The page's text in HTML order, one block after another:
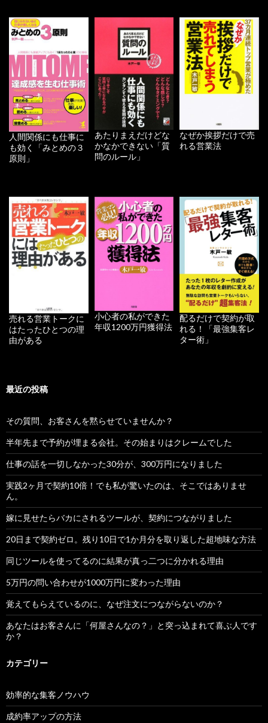
人間関係にも仕事に
も効く「みとめの３
原則」
あたりまえだけどな
かなかできない「質
問のルール」
なぜか挨拶だけで売
れる営業法
売れる営業トークに
はたったひとつの理
由がある
小心者の私ができた
年収1200万円獲得法
配るだけで契約が取
れる！「最強集客レ
ター術」
最近の投稿
その質問、お客さんを黙らせていませんか？
半年先まで予約が埋まる会社。その始まりはクレームでした
仕事の話を一切しなかった30分が、300万円になりました
実践2ヶ月で契約10倍！でも私が驚いたのは、そこではありませ
ん。
嫁に見せたらバカにされるツールが、契約につながりました
20日まで契約ゼロ。残り10日で1か月分を取り返した超地味な方法
同じツールを使ってるのに結果が真っ二つに分かれる理由
5万円の問い合わせが1000万円に変わった理由
覚えてもらえているのに、なぜ注文につながらないのか？
あなたはお客さんに「何屋さんなの？」と突っ込まれて喜ぶ人です
か？
カテゴリー
効率的な集客ノウハウ
成約率アップの方法